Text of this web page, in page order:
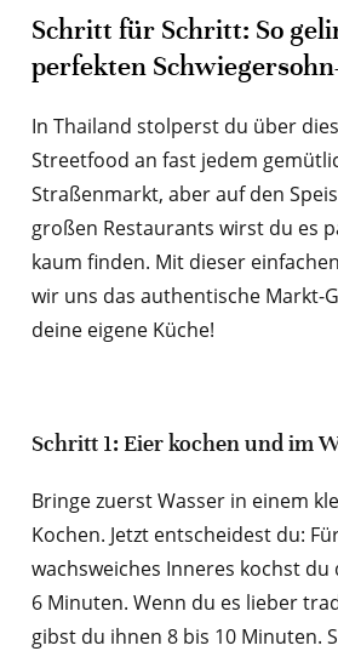
Schritt für Schritt: So
perfekten
In Thailand stolperst du über
Streetfood an fast jedem
Straßenmarkt, aber auf den
großen Restaurants wirst du es
kaum finden. Mit dieser
wir uns das authentische Markt-
deine eigene Küche!
Schritt 1: Eier kochen und im
Bringe zuerst Wasser in einem
Kochen. Jetzt entscheidest du:
wachsweiches Inneres kochst du
6 Minuten. Wenn du es lieber
gibst du ihnen 8 bis 10 Minuten.